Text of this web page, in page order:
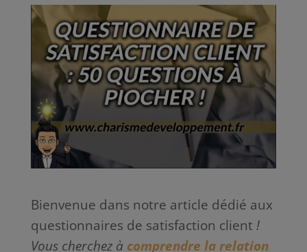
Bienvenue dans notre article dédié aux
questionnaires de satisfaction client !
Vous cherchez à comprendre la relation